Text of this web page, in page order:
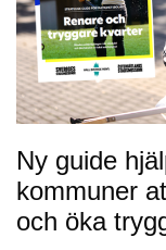
Ny guide
kommuner
och öka